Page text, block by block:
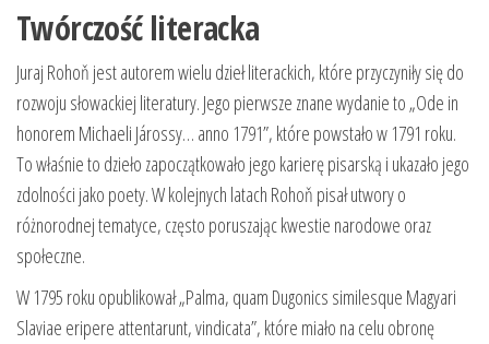
Twórczość literacka
Juraj Rohoň jest autorem wielu dzieł literackich, które przyczyniły się do
rozwoju słowackiej literatury. Jego pierwsze znane wydanie to „Ode in
honorem Michaeli Járossy… anno 1791”, które powstało w 1791 roku.
To właśnie to dzieło zapoczątkowało jego karierę pisarską i ukazało jego
zdolności jako poety. W kolejnych latach Rohoň pisał utwory o
różnorodnej tematyce, często poruszając kwestie narodowe oraz
społeczne.
W 1795 roku opublikował „Palma, quam Dugonics similesque Magyari
Slaviae eripere attentarunt, vindicata”, które miało na celu obronę